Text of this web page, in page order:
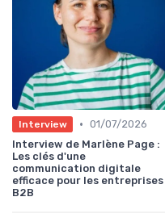
Interview • 01/07/2026
Interview de Marlène Page :
Les clés d'une
communication digitale
efficace pour les entreprises
B2B